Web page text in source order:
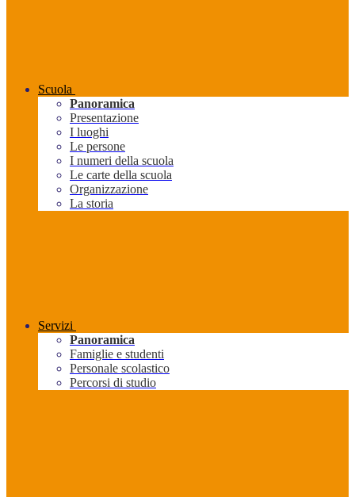
Scuola
Panoramica
Presentazione
I luoghi
Le persone
I numeri della scuola
Le carte della scuola
Organizzazione
La storia
Servizi
Panoramica
Famiglie e studenti
Personale scolastico
Percorsi di studio